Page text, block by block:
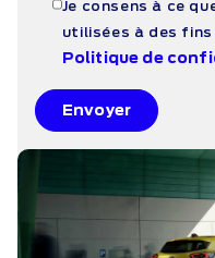
Je consens à ce
utilisées à des
Politique de
Envoyer